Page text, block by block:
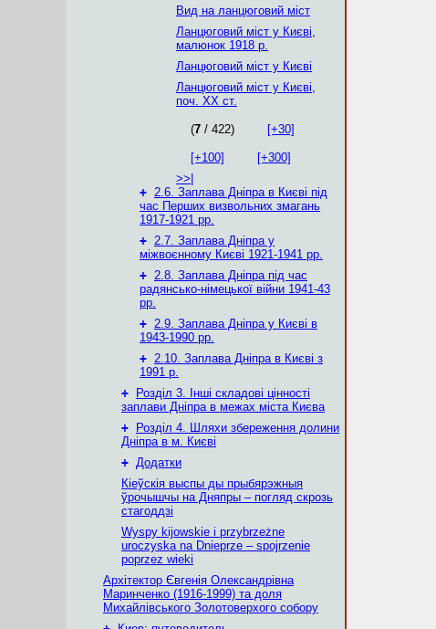
Вид на ланцюговий міст
Ланцюговий міст у Києві,
малюнок 1918 р.
Ланцюговий міст у Києві
Ланцюговий міст у Києві,
поч. ХХ ст.
(7 / 422) [+30]
[+100]
[+300]
>>|
+ 2.6. Заплава Дніпра в Києві під
час Перших визвольних змагань
1917-1921 рр.
+ 2.7. Заплава Дніпра у
міжвоєнному Києві 1921-1941 рр.
+ 2.8. Заплава Дніпра під час
радянсько-німецької війни 1941-43
рр.
+ 2.9. Заплава Дніпра у Києві в
1943-1990 рр.
+ 2.10. Заплава Дніпра в Києві з
1991 р.
+
Розділ 3. Інші складові цінності
заплави Дніпра в межах міста Києва
+
Розділ 4. Шляхи збереження долини
Дніпра в м. Києві
+ Додатки
Кіеўскія выспы ды прыбярэжныя
ўрочышчы на Дняпры – погляд скрозь
стагоддзі
Wyspy kijowskie i przybrzeżne
uroczyska na Dnieprze – spojrzenie
poprzez wieki
Архітектор Євгенія Олександрівна
Маринченко (1916-1999) та доля
Михайлівського Золотоверхого собору